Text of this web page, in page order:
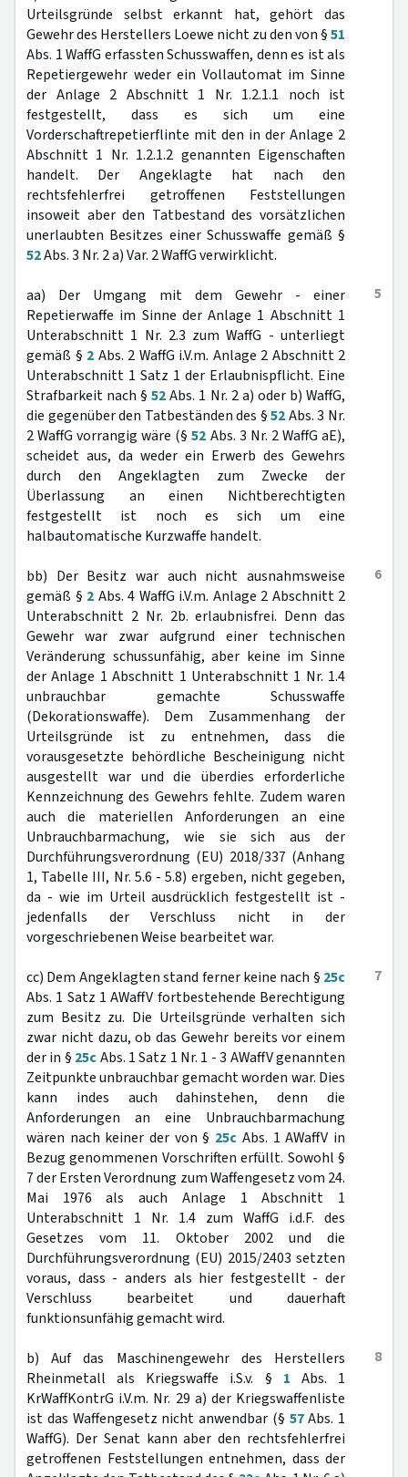
Urteilsgründe selbst erkannt hat, gehört das
Gewehr des Herstellers Loewe nicht zu den von §51
Abs. 1 WaffG erfassten Schusswaffen, denn es ist als
Repetiergewehr weder ein Vollautomat im Sinne
der Anlage 2 Abschnitt 1 Nr. 1.2.1.1 noch ist
festgestellt, dass es sich um eine
Vorderschaftrepetierflinte mit den in der Anlage 2
Abschnitt 1 Nr. 1.2.1.2 genannten Eigenschaften
handelt. Der Angeklagte hat nach den
rechtsfehlerfrei getroffenen Feststellungen
insoweit aber den Tatbestand des vorsätzlichen
unerlaubten Besitzes einer Schusswaffe gemäß §
52Abs. 3 Nr. 2 a) Var. 2 WaffG verwirklicht.
5
aa) Der Umgang mit dem Gewehr - einer
Repetierwaffe im Sinne der Anlage 1 Abschnitt 1
Unterabschnitt 1 Nr. 2.3 zum WaffG - unterliegt
gemäß § 2 Abs. 2 WaffG i.V.m. Anlage 2 Abschnitt 2
Unterabschnitt 1 Satz 1 der Erlaubnispflicht. Eine
Strafbarkeit nach §52Abs. 1 Nr. 2 a) oder b) WaffG,
die gegenüber den Tatbeständen des §52Abs. 3 Nr.
2 WaffG vorrangig wäre (§52 Abs. 3 Nr. 2 WaffG aE),
scheidet aus, da weder ein Erwerb des Gewehrs
durch den Angeklagten zum Zwecke der
Überlassung an einen Nichtberechtigten
festgestellt ist noch es sich um eine
halbautomatische Kurzwaffe handelt.
6
bb) Der Besitz war auch nicht ausnahmsweise
gemäß § 2 Abs. 4 WaffG i.V.m. Anlage 2 Abschnitt 2
Unterabschnitt 2 Nr. 2b. erlaubnisfrei. Denn das
Gewehr war zwar aufgrund einer technischen
Veränderung schussunfähig, aber keine im Sinne
der Anlage 1 Abschnitt 1 Unterabschnitt 1 Nr. 1.4
unbrauchbar gemachte Schusswaffe
(Dekorationswaffe). Dem Zusammenhang der
Urteilsgründe ist zu entnehmen, dass die
vorausgesetzte behördliche Bescheinigung nicht
ausgestellt war und die überdies erforderliche
Kennzeichnung des Gewehrs fehlte. Zudem waren
auch die materiellen Anforderungen an eine
Unbrauchbarmachung, wie sie sich aus der
Durchführungsverordnung (EU) 2018/337 (Anhang
1, Tabelle III, Nr. 5.6 - 5.8) ergeben, nicht gegeben,
da - wie im Urteil ausdrücklich festgestellt ist -
jedenfalls der Verschluss nicht in der
vorgeschriebenen Weise bearbeitet war.
7
cc) Dem Angeklagten stand ferner keine nach § 25c
Abs. 1 Satz 1 AWaffV fortbestehende Berechtigung
zum Besitz zu. Die Urteilsgründe verhalten sich
zwar nicht dazu, ob das Gewehr bereits vor einem
der in § 25cAbs. 1 Satz 1 Nr. 1 - 3 AWaffV genannten
Zeitpunkte unbrauchbar gemacht worden war. Dies
kann indes auch dahinstehen, denn die
Anforderungen an eine Unbrauchbarmachung
wären nach keiner der von § 25c Abs. 1 AWaffV in
Bezug genommenen Vorschriften erfüllt. Sowohl §
7 der Ersten Verordnung zum Waffengesetz vom 24.
Mai 1976 als auch Anlage 1 Abschnitt 1
Unterabschnitt 1 Nr. 1.4 zum WaffG i.d.F. des
Gesetzes vom 11. Oktober 2002 und die
Durchführungsverordnung (EU) 2015/2403 setzten
voraus, dass - anders als hier festgestellt - der
Verschluss bearbeitet und dauerhaft
funktionsunfähig gemacht wird.
8
b) Auf das Maschinengewehr des Herstellers
Rheinmetall als Kriegswaffe i.S.v. § 1 Abs. 1
KrWaffKontrG i.V.m. Nr. 29 a) der Kriegswaffenliste
ist das Waffengesetz nicht anwendbar (§ 57Abs. 1
WaffG). Der Senat kann aber den rechtsfehlerfrei
getroffenen Feststellungen entnehmen, dass der